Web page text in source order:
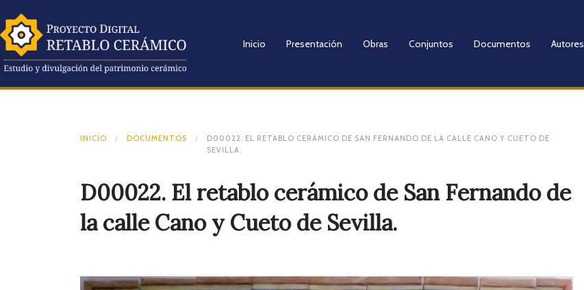
Inicio Presentación Obras Conjuntos Documentos Autores
INICIO DOCUMENTOS
D00022. EL RETABLO CERÁMICO DE SAN FERNANDO DE LA CALLE CANO Y CUETO DE
SEVILLA.
D00022. El retablo cerámico de San Fernando de
la calle Cano y Cueto de Sevilla.